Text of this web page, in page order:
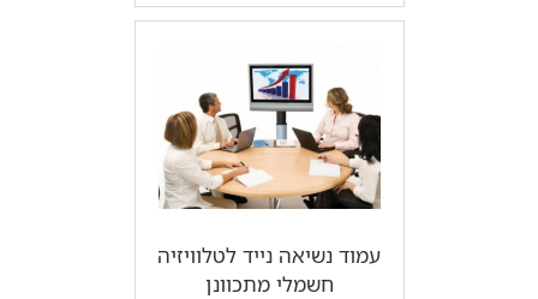
עמוד נשיאה נייד לטלוויזיה
חשמלי מתכוונן